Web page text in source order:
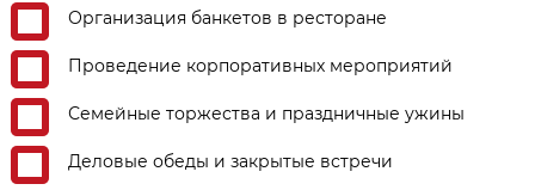
Организация банкетов в ресторане
Проведение корпоративных мероприятий
Семейные торжества и праздничные ужины
Деловые обеды и закрытые встречи